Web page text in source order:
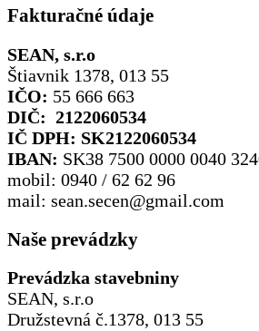
Fakturačné údaje
SEAN, s.r.o
Štiavnik 1378, 013 55
IČO: 55 666 663
DIČ: 2122060534
IČ DPH: SK2122060534
IBAN: SK38 7500 0000 0040
mobil: 0940 / 62 62 96
mail: sean.secen@gmail.com
Naše prevádzky
Prevádzka stavebniny
SEAN, s.r.o
Družstevná č.1378, 013 55